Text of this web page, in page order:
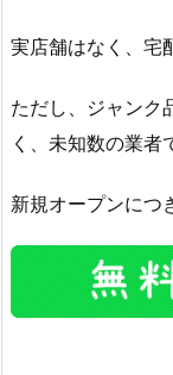
実店舗はなく、宅
ただし、ジャンク
く、未知数の業者
新規オープンにつ